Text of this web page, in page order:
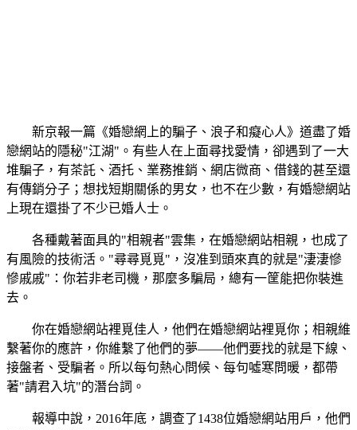
新京報一篇《婚戀網上的騙子、浪子和癡心人》道盡了婚
戀網站的隱秘"江湖"。有些人在上面尋找愛情，卻遇到了一大
堆騙子，有茶託、酒托、業務推銷、網店微商、借錢的甚至還
有傳銷分子；想找短期關係的男女，也不在少數，有婚戀網站
上現在還掛了不少已婚人士。
各種戴著面具的"相親者"雲集，在婚戀網站相親，也成了
有風險的技術活。"尋尋覓覓"，沒准到頭來真的就是"淒淒慘
慘戚戚"：你若非老司機，那麼多騙局，總有一筐能把你裝進
去。
你在婚戀網站裡覓佳人，他們在婚戀網站裡覓你；相親維
繫著你的應許，你維繫了他們的夢——他們要找的就是下線、
接盤者、受騙者。所以每句熱心問候、每句噓寒問暖，都帶
著"請君入坑"的潛台詞。
報導中說，2016年底，調查了1438位婚戀網站用戶，他們